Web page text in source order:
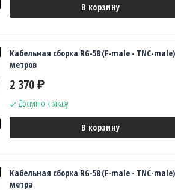
В корзину
Кабельная сборка RG-58 (F-male - TNC-
метров
2 370 ₽
Доступно к заказу
В корзину
Кабельная сборка RG-58 (F-male - TNC-
метра